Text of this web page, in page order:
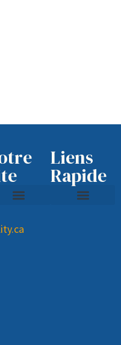
Liens
Rapide